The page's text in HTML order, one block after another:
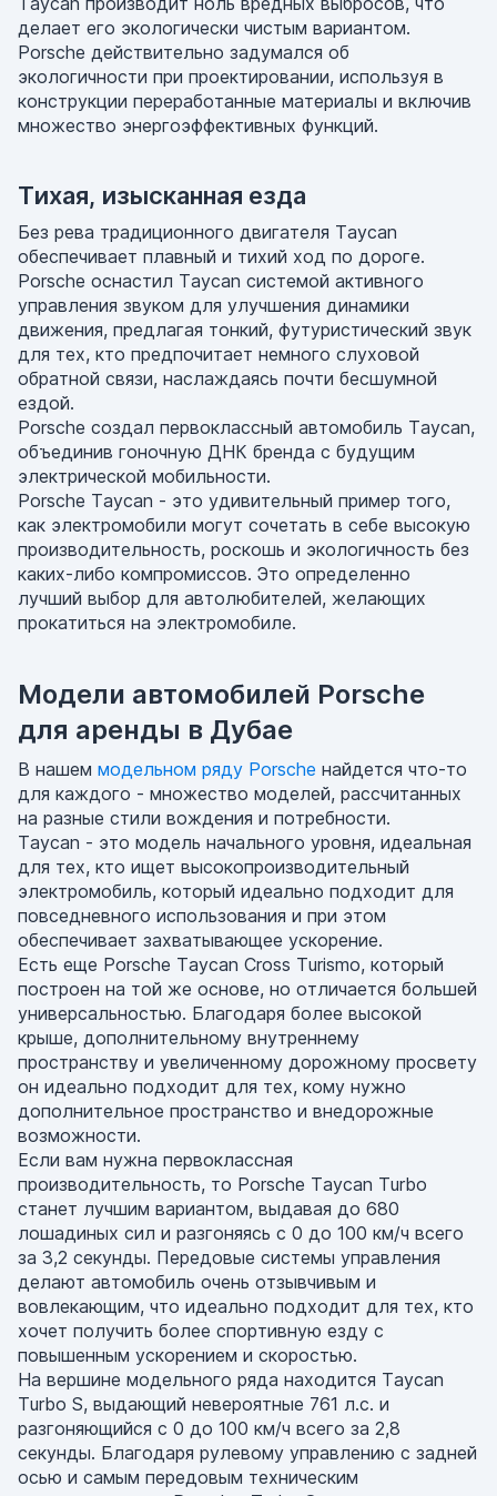
делает его экологически чистым вариантом.
Porsche действительно задумался об
экологичности при проектировании, используя в
конструкции переработанные материалы и включив
множество энергоэффективных функций.
Тихая, изысканная езда
Без рева традиционного двигателя Taycan
обеспечивает плавный и тихий ход по дороге.
Porsche оснастил Taycan системой активного
управления звуком для улучшения динамики
движения, предлагая тонкий, футуристический звук
для тех, кто предпочитает немного слуховой
обратной связи, наслаждаясь почти бесшумной
ездой.
Porsche создал первоклассный автомобиль Taycan,
объединив гоночную ДНК бренда с будущим
электрической мобильности.
Porsche Taycan - это удивительный пример того,
как электромобили могут сочетать в себе высокую
производительность, роскошь и экологичность без
каких-либо компромиссов. Это определенно
лучший выбор для автолюбителей, желающих
прокатиться на электромобиле.
Модели автомобилей Porsche
для аренды в Дубае
В нашем модельном ряду Porsche найдется что-то
для каждого - множество моделей, рассчитанных
на разные стили вождения и потребности.
Taycan - это модель начального уровня, идеальная
для тех, кто ищет высокопроизводительный
электромобиль, который идеально подходит для
повседневного использования и при этом
обеспечивает захватывающее ускорение.
Есть еще Porsche Taycan Cross Turismo, который
построен на той же основе, но отличается большей
универсальностью. Благодаря более высокой
крыше, дополнительному внутреннему
пространству и увеличенному дорожному просвету
он идеально подходит для тех, кому нужно
дополнительное пространство и внедорожные
возможности.
Если вам нужна первоклассная
производительность, то Porsche Taycan Turbo
станет лучшим вариантом, выдавая до 680
лошадиных сил и разгоняясь с 0 до 100 км/ч всего
за 3,2 секунды. Передовые системы управления
делают автомобиль очень отзывчивым и
вовлекающим, что идеально подходит для тех, кто
хочет получить более спортивную езду с
повышенным ускорением и скоростью.
На вершине модельного ряда находится Taycan
Turbo S, выдающий невероятные 761 л.с. и
разгоняющийся с 0 до 100 км/ч всего за 2,8
секунды. Благодаря рулевому управлению с задней
осью и самым передовым техническим